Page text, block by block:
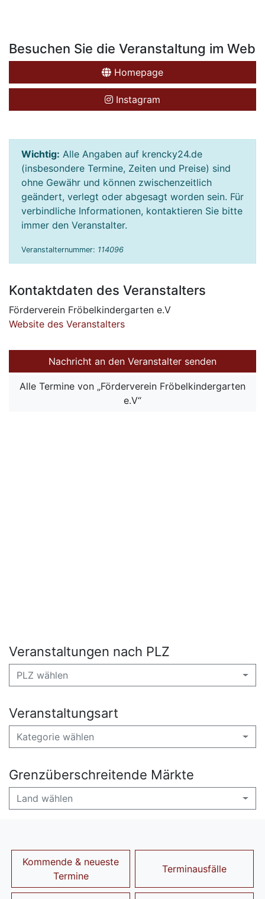
Besuchen Sie die Veranstaltung im Web
Homepage
Instagram
Wichtig: Alle Angaben auf krencky24.de
(insbesondere Termine, Zeiten und Preise) sind
ohne Gewähr und können zwischenzeitlich
geändert, verlegt oder abgesagt worden sein. Für
verbindliche Informationen, kontaktieren Sie bitte
immer den Veranstalter.
Veranstalternummer: 114096
Kontaktdaten des Veranstalters
Förderverein Fröbelkindergarten e.V
Website des Veranstalters
Nachricht an den Veranstalter senden
Alle Termine von „Förderverein Fröbelkindergarten
e.V“
Veranstaltungen nach PLZ
PLZ wählen
Veranstaltungsart
Kategorie wählen
Grenzüberschreitende Märkte
Land wählen
Kommende & neueste
Termine
Terminausfälle